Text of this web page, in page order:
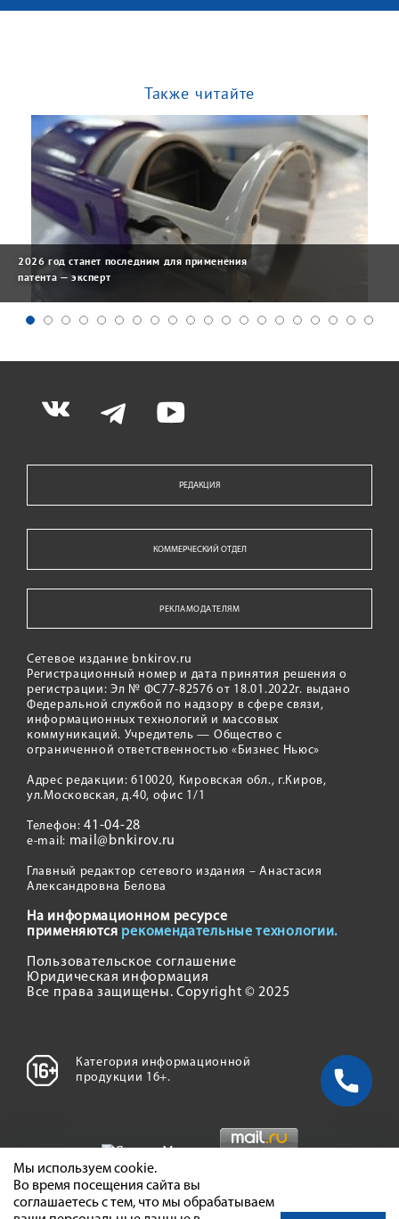
Также читайте
2026 год станет последним для применения
патента — эксперт
РЕДАКЦИЯ
КОММЕРЧЕСКИЙ ОТДЕЛ
РЕКЛАМОДАТЕЛЯМ
Сетевое издание bnkirov.ru
Регистрационный номер и дата принятия решения о
регистрации: Эл № ФС77-82576 от 18.01.2022г. выдано
Федеральной службой по надзору в сфере связи,
информационных технологий и массовых
коммуникаций. Учредитель — Общество с
ограниченной ответственностью «Бизнес Ньюс»
Адрес редакции: 610020, Кировская обл., г.Киров,
ул.Московская, д.40, офис 1/1
Телефон:41-04-28
e-mail: mail@bnkirov.ru
Главный редактор сетевого издания – Анастасия
Александровна Белова
На информационном ресурсе
применяются рекомендательные технологии.
Пользовательское соглашение
Юридическая информация
Все права защищены. Copyright © 2025
Категория информационной
продукции 16+.
Мы используем cookie.
Во время посещения сайта вы
соглашаетесь с тем, что мы обрабатываем